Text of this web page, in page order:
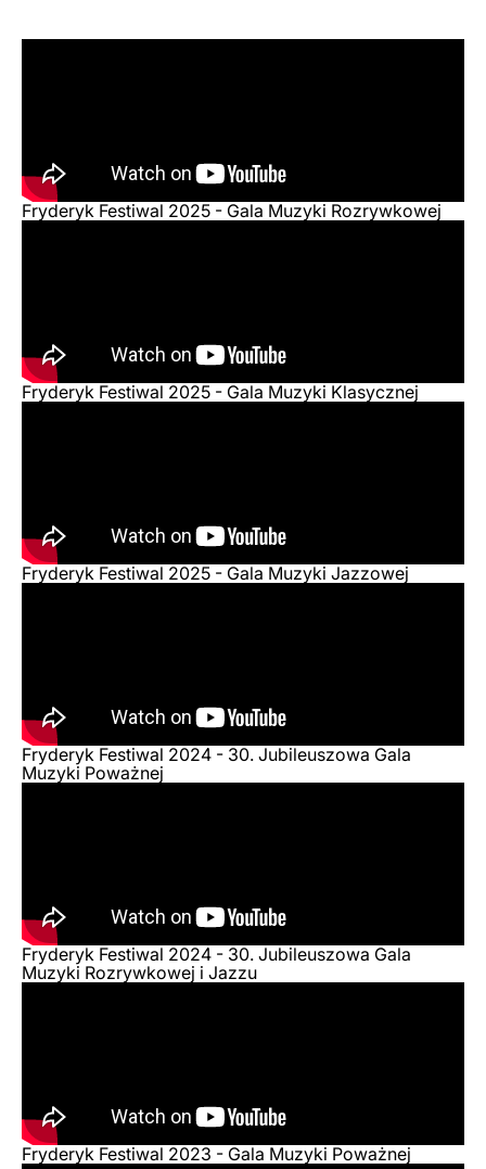
Fryderyk Festiwal 2025 - Gala Muzyki Rozrywkowej
Fryderyk Festiwal 2025 - Gala Muzyki Klasycznej
Fryderyk Festiwal 2025 - Gala Muzyki Jazzowej
Fryderyk Festiwal 2024 - 30. Jubileuszowa Gala
Muzyki Poważnej
Fryderyk Festiwal 2024 - 30. Jubileuszowa Gala
Muzyki Rozrywkowej i Jazzu
Fryderyk Festiwal 2023 - Gala Muzyki Poważnej